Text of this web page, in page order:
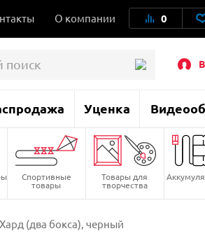
О компании 0
Уценка
Спортивные
товары
Товары для
творчества
(два бокса), черный